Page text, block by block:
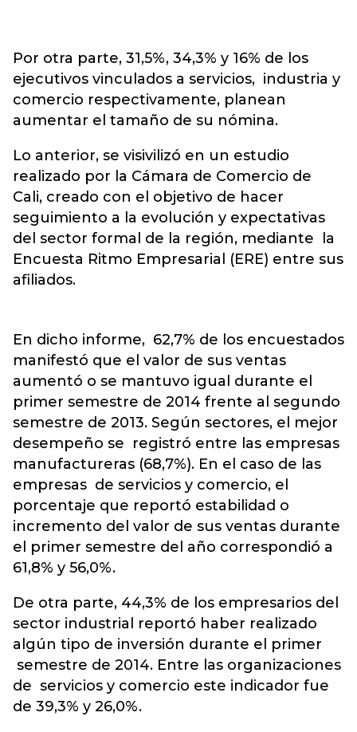
Por otra parte, 31,5%, 34,3% y 16% de los
ejecutivos vinculados a servicios, industria y
comercio respectivamente, planean
aumentar el tamaño de su nómina.
Lo anterior, se visivilizó en un estudio
realizado por la Cámara de Comercio de
Cali, creado con el objetivo de hacer
seguimiento a la evolución y expectativas
del sector formal de la región, mediante la
Encuesta Ritmo Empresarial (ERE) entre sus
afiliados.
En dicho informe, 62,7% de los encuestados
manifestó que el valor de sus ventas
aumentó o se mantuvo igual durante el
primer semestre de 2014 frente al segundo
semestre de 2013. Según sectores, el mejor
desempeño se registró entre las empresas
manufactureras (68,7%). En el caso de las
empresas de servicios y comercio, el
porcentaje que reportó estabilidad o
incremento del valor de sus ventas durante
el primer semestre del año correspondió a
61,8% y 56,0%.
De otra parte, 44,3% de los empresarios del
sector industrial reportó haber realizado
algún tipo de inversión durante el primer
semestre de 2014. Entre las organizaciones
de servicios y comercio este indicador fue
de 39,3% y 26,0%.